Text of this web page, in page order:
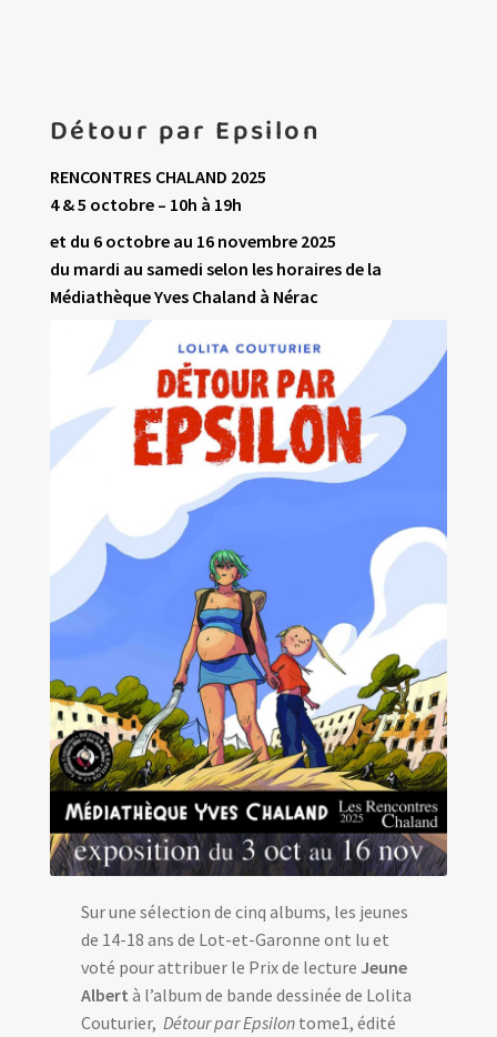
Détour par Epsilon
RENCONTRES CHALAND 2025
4 & 5 octobre – 10h à 19h
et du 6 octobre au 16 novembre 2025
du mardi au samedi selon les horaires de la
Médiathèque Yves Chaland à Nérac
Sur une sélection de cinq albums, les jeunes
de 14-18 ans de Lot-et-Garonne ont lu et
voté pour attribuer le Prix de lecture Jeune
Albertà l’album de bande dessinée de Lolita
Couturier, Détour par Epsilon tome1, édité